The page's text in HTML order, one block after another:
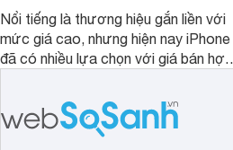
Nổi tiếng là thương hiệu gắn liền với
mức giá cao, nhưng hiện nay iPhone
đã có nhiều lựa chọn với giá bán hợp
cận sản phẩm chính hãng.